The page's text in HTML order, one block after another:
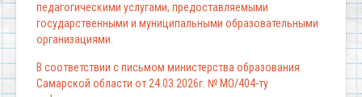
педагогическими услугами, предоставляемыми
государственными и муниципальными образовательными
организациями.
В соответствии с письмом министерства образования
Самарской области от 24.03.2026г. № МО/404-ту